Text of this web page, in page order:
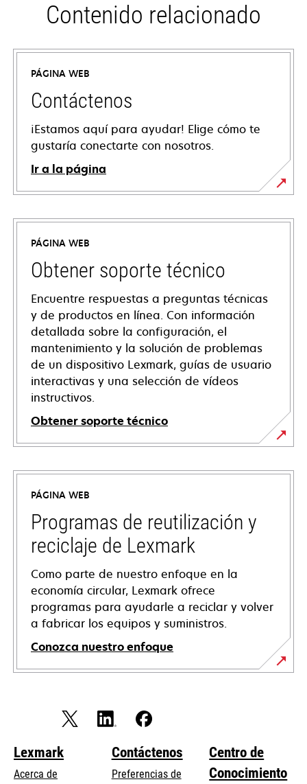
Contenido relacionado
PÁGINA WEB
Contáctenos
¡Estamos aquí para ayudar! Elige cómo te
gustaría conectarte con nosotros.
Ir a la página
PÁGINA WEB
Obtener soporte técnico
Encuentre respuestas a preguntas técnicas
y de productos en línea. Con información
detallada sobre la configuración, el
mantenimiento y la solución de problemas
de un dispositivo Lexmark, guías de usuario
interactivas y una selección de vídeos
instructivos.
Obtener soporte técnico
opens
in
new
tab
PÁGINA WEB
Programas de reutilización y
reciclaje de Lexmark
Como parte de nuestro enfoque en la
economía circular, Lexmark ofrece
programas para ayudarle a reciclar y volver
a fabricar los equipos y suministros.
Conozca nuestro enfoque
Lexmark
Acerca de
Contáctenos
Preferencias de
Centro de
Conocimiento